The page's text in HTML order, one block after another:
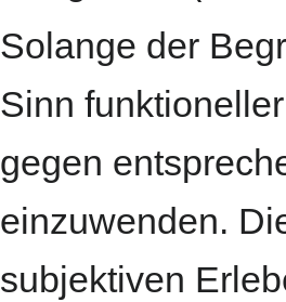
Solange der
Sinn
gegen
einzuwenden.
subjektiven